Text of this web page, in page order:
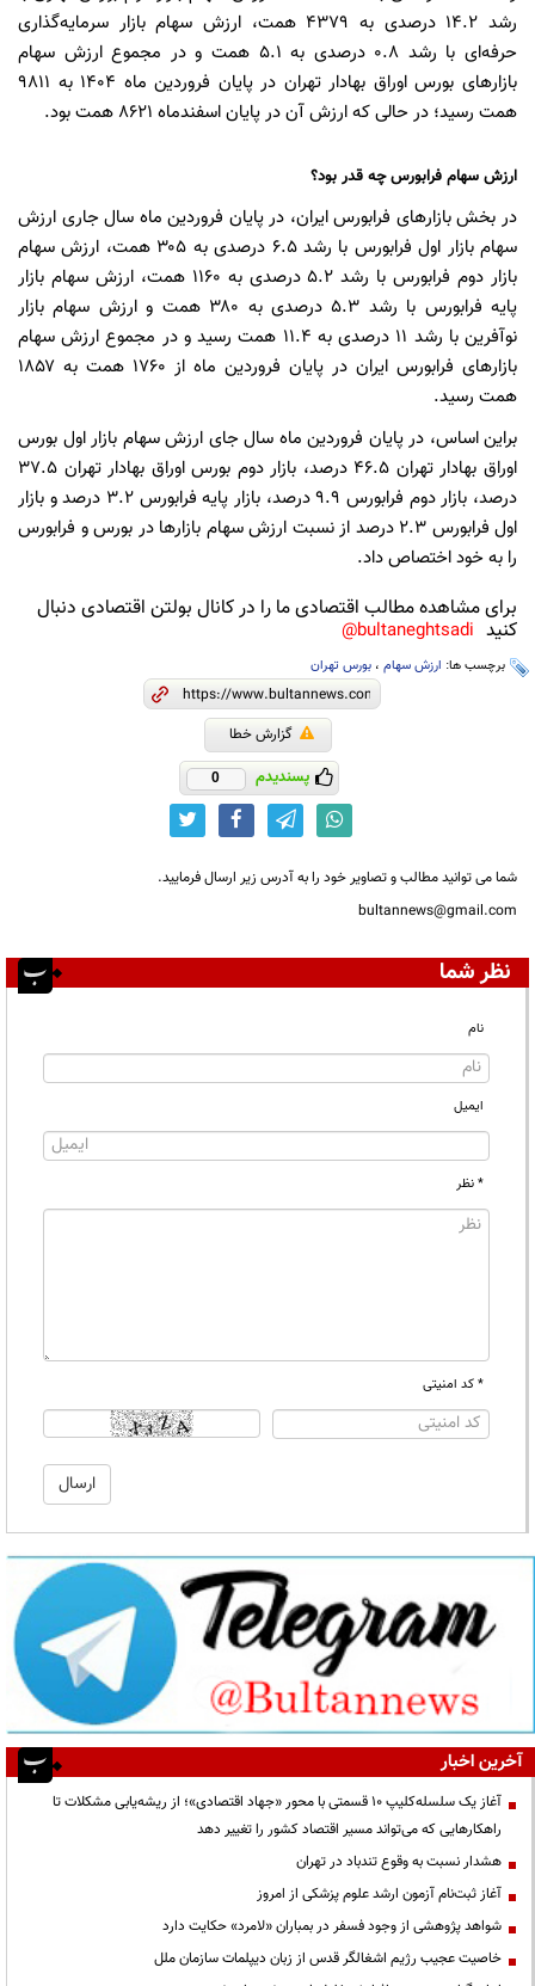
رشد ۱۴.۲ درصدی به ۴۳۷۹ همت، ارزش سهام بازار سرمایه‌گذاری
حرفه‌ای با رشد ۰.۸ درصدی به ۵.۱ همت و در مجموع ارزش سهام
بازارهای بورس اوراق بهادار تهران در پایان فروردین ماه ۱۴۰۴ به ۹۸۱۱
همت رسید؛ در حالی که ارزش آن در پایان اسفندماه ۸۶۲۱ همت بود.
ارزش سهام فرابورس چه قدر بود؟
در بخش بازارهای فرابورس ایران، در پایان فروردین ماه سال جاری ارزش
سهام بازار اول فرابورس با رشد ۶.۵ درصدی به ۳۰۵ همت، ارزش سهام
بازار دوم فرابورس با رشد ۵.۲ درصدی به ۱۱۶۰ همت، ارزش سهام بازار
پایه فرابورس با رشد ۵.۳ درصدی به ۳۸۰ همت و ارزش سهام بازار
نوآفرین با رشد ۱۱ درصدی به ۱۱.۴ همت رسید و در مجموع ارزش سهام
بازارهای فرابورس ایران در پایان فروردین ماه از ۱۷۶۰ همت به ۱۸۵۷
همت رسید.
براین اساس، در پایان فروردین ماه سال جای ارزش سهام بازار اول بورس
اوراق بهادار تهران ۴۶.۵ درصد، بازار دوم بورس اوراق بهادار تهران ۳۷.۵
درصد، بازار دوم فرابورس ۹.۹ درصد، بازار پایه فرابورس ۳.۲ درصد و بازار
اول فرابورس ۲.۳ درصد از نسبت ارزش سهام بازارها در بورس و فرابورس
را به خود اختصاص داد.
برای مشاهده مطالب اقتصادی ما را در کانال بولتن اقتصادی دنبال
کنید bultaneghtsadi@
برچسب ها: ارزش سهام ، بورس تهران
گزارش خطا
پسندیدم 0
شما می توانید مطالب و تصاویر خود را به آدرس زیر ارسال فرمایید.
bultannews@gmail.com
نظر شما
نام
ایمیل
* نظر
* کد امنیتی
آخرین اخبار
آغاز یک سلسله‌کلیپ ۱۰ قسمتی با محور «جهاد اقتصادی»؛ از ریشه‌یابی مشکلات تا
راهکارهایی که می‌تواند مسیر اقتصاد کشور را تغییر دهد
هشدار نسبت به وقوع تندباد در تهران
آغاز ثبت‌نام آزمون ارشد علوم پزشکی از امروز
شواهد پژوهشی از وجود فسفر در بمباران «لامرد» حکایت دارد
خاصیت عجیب رژیم اشغالگر قدس از زبان دیپلمات سازمان ملل